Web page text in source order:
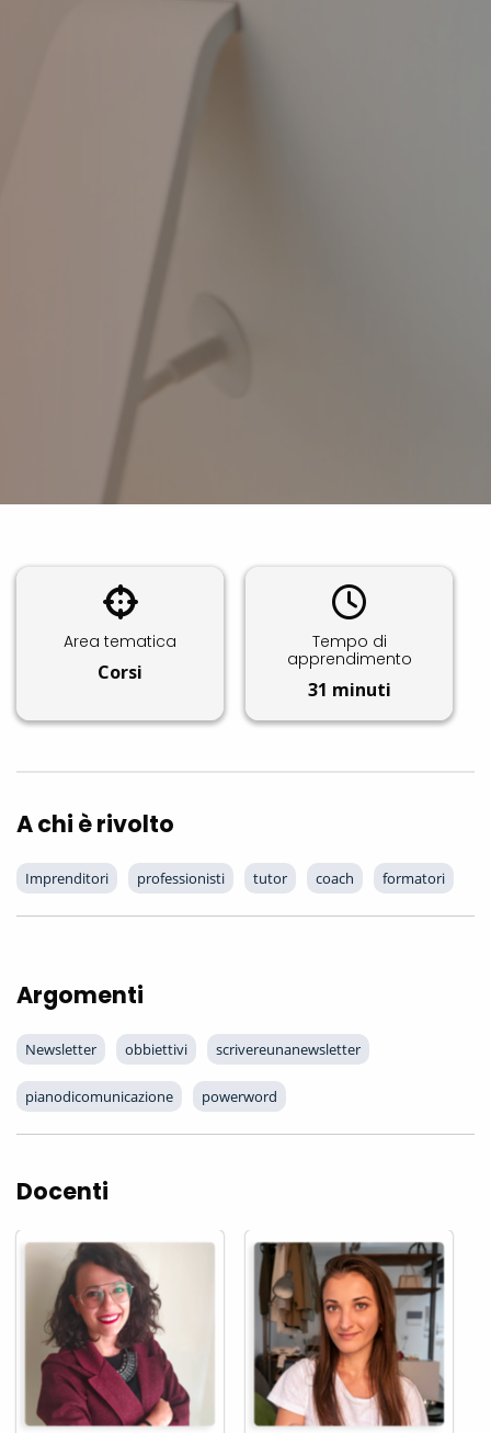
Area tematica
Corsi
Tempo di
apprendimento
31 minuti
A chi è rivolto
Imprenditori professionisti tutor coach formatori
Argomenti
Newsletter obbiettivi scrivereunanewsletter
pianodicomunicazione powerword
Docenti